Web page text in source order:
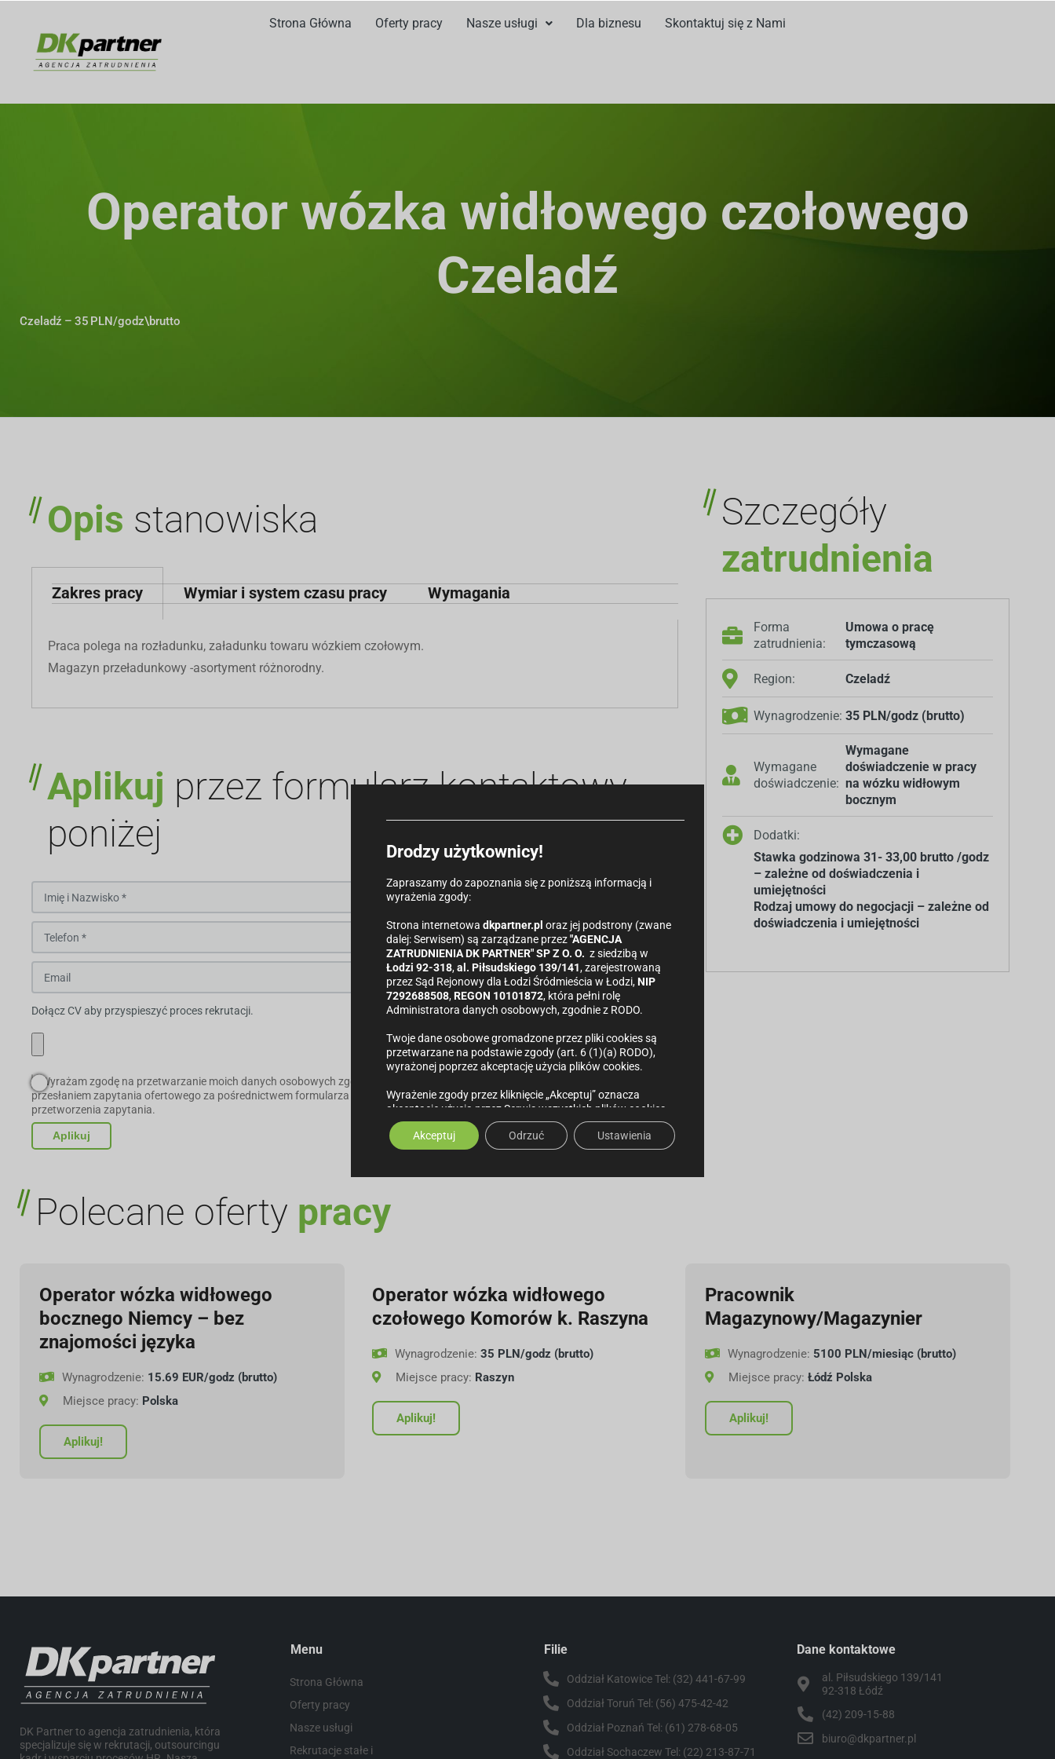
Strona Główna Oferty pracy Nasze usługi Dla biznesu Skontaktuj się z Nami
Operator wózka widłowego czołowego
Czeladź
Czeladź – 35 PLN/godz\brutto
Opis stanowiska
Zakres pracy Wymiar i system czasu pracy Wymagania
Praca polega na rozładunku, załadunku towaru wózkiem czołowym.
Magazyn przeładunkowy -asortyment różnorodny.
Aplikuj przez formularz kontaktowy
poniżej
Dołącz CV aby przyspieszyć proces rekrutacji.
Wyrażam zgodę na przetwarzanie moich danych osobowych zgodnie z Ogólnym Rozporządzeniem o Ochronie Danych w związku z
przesłaniem zapytania ofertowego za pośrednictwem formularza kontaktowego. Podanie danych jest dobrowolne, ale niezbędne do
przetworzenia zapytania.
Szczegóły
zatrudnienia
Forma
zatrudnienia:
Umowa o pracę
tymczasową
Region: Czeladź
Wynagrodzenie: 35 PLN/godz (brutto)
Wymagane
doświadczenie:
Wymagane
doświadczenie w pracy
na wózku widłowym
bocznym
Dodatki:
Stawka godzinowa 31- 33,00 brutto /godz
– zależne od doświadczenia i
umiejętności
Rodzaj umowy do negocjacji – zależne od
doświadczenia i umiejętności
Polecane oferty pracy
Operator wózka widłowego
bocznego Niemcy – bez
znajomości języka
Wynagrodzenie: 15.69 EUR/godz (brutto)
Miejsce pracy: Polska
Aplikuj!
Operator wózka widłowego
czołowego Komorów k. Raszyna
Wynagrodzenie:35 PLN/godz (brutto)
Miejsce pracy: Raszyn
Aplikuj!
Pracownik
Magazynowy/Magazynier
Wynagrodzenie:5100 PLN/miesiąc (brutto)
Miejsce pracy:Łódź Polska
Aplikuj!
DK Partner to agencja zatrudnienia, która
specjalizuje się w rekrutacji, outsourcingu
Menu
Strona Główna
Oferty pracy
Nasze usługi
Rekrutacje stałe i
Filie
Oddział Katowice Tel: (32) 441-67-99
Oddział Toruń Tel: (56) 475-42-42
Oddział Poznań Tel: (61) 278-68-05
Oddział Sochaczew Tel: (22) 213-87-71
Dane kontaktowe
al. Piłsudskiego 139/141
92-318 Łódź
(42) 209-15-88
biuro@dkpartner.pl
Drodzy użytkownicy!
Zapraszamy do zapoznania się z poniższą informacją i
wyrażenia zgody:
Strona internetowa dkpartner.pl oraz jej podstrony (zwane
dalej: Serwisem) są zarządzane przez"AGENCJA
ZATRUDNIENIA DK PARTNER" SP Z O. O. z siedzibą w
Łodzi 92-318,al. Piłsudskiego 139/141, zarejestrowaną
przez Sąd Rejonowy dla Łodzi Śródmieścia w Łodzi,NIP
7292688508,REGON 10101872, która pełni rolę
Administratora danych osobowych, zgodnie z RODO.
Twoje dane osobowe gromadzone przez pliki cookies są
przetwarzane na podstawie zgody (art. 6 (1)(a) RODO),
wyrażonej poprzez akceptację użycia plików cookies.
Wyrażenie zgody przez kliknięcie „Akceptuj” oznacza
akceptację użycia przez Serwis wszystkich plików cookies.
Ta zgoda może być w każdej chwili zmieniona poprzez
dostosowanie ustawień w Polityce Prywatności.
usunięcia, ograniczenia przetwarzania, a także prawo do
przetwarzaniu danych osobowych i przysługujących Ci
prawach znajdziesz w naszej Polityce Prywatności.
Akceptuj Odrzuć Ustawienia